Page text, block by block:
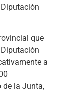
que
a
de la Junta,